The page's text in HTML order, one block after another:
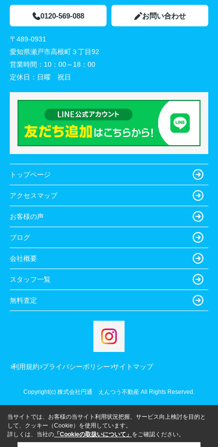
0120-569-088 お問い合わせ
〒489-0931
愛知県瀬戸市高根町３丁目92
営業時間： 10：00～18：00
定休日： 日曜 祝日
トップページ
アクセスマップ
お客様の声
ブログ
会社概要
スタッフ一覧
無料査定
利用規約 プライバシーポリシー サイトマップ
Copyright(c) 株式会社円通 えんつう不動産 All Rights Reserved.
当サイトでは、お客様の当サイト利用状況把握、サービス向上検討を目的と
して、クッキー（Cookie）を使用しています。
詳しくは、当社の 「Cookieの取扱いについて」 をご確認ください。